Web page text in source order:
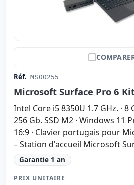
Réf. MS00255
Microsoft Surface Pro 6
Intel Core i5 8350U 1.7 GHz. · 8
256 Gb. SSD M2 · Windows 11
16:9 · Clavier portugais pour
– Station d'accueil Microsoft
Garantie 1 an
PRIX UNITAIRE